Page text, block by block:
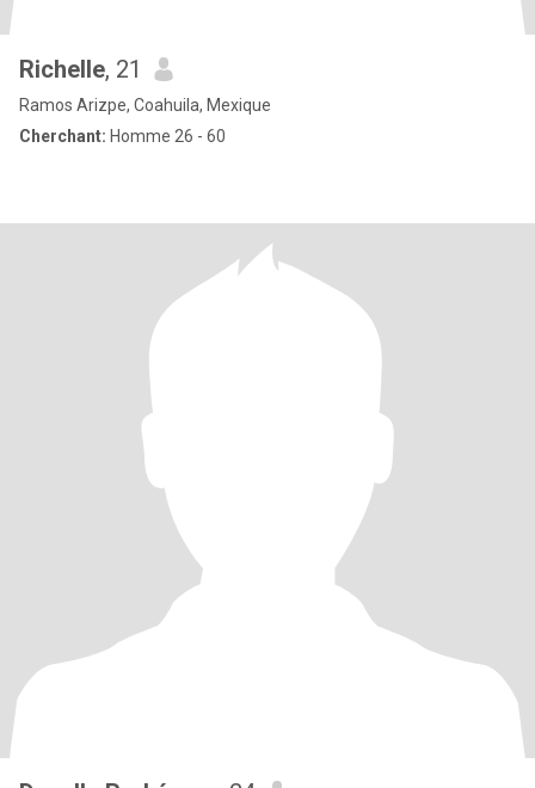
Richelle, 21
Ramos Arizpe, Coahuila, Mexique
Cherchant: Homme 26 - 60